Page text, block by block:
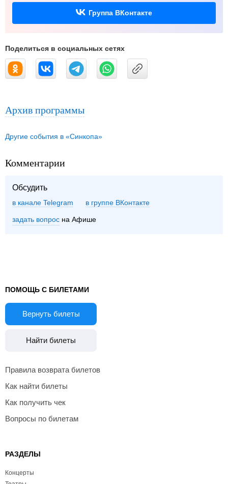
Группа ВКонтакте
Поделиться в социальных сетях
Архив программы
Другие события в «Синкопа»
Комментарии
Обсудить
в канале Telegram группе ВКонтакте
задать вопрос на Афише
ПОМОЩЬ С БИЛЕТАМИ
Вернуть билеты
Найти билеты
Правила возврата билетов
Как найти билеты
Как получить чек
Вопросы по билетам
РАЗДЕЛЫ
Концерты